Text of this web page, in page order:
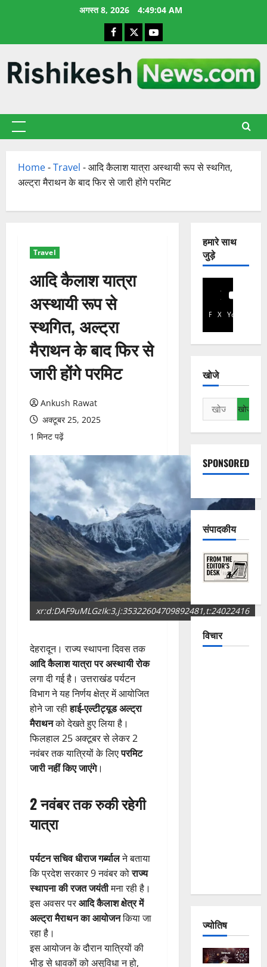
अगस्त 8, 2026 4:49:05 AM
Facebook
X YouTube
प्राथमिक
Home-Travel -आदि कैलाश यात्रा अस्थायी रूप से स्थगित,
अल्ट्रा मैराथन के बाद फिर से जारी होंगे परमिट
Travel
आदि कैलाश यात्रा
अस्थायी रूप से
स्थगित, अल्ट्रा
मैराथन के बाद फिर से
जारी होंगे परमिट
Ankush Rawat
अक्टूबर 25, 2025
1 मिनट पढ़ें
xr:d:DAF9uMLGzIk:3,j:35322604709892481,t:24022416
देहरादून। राज्य स्थापना दिवस तक
आदि कैलाश यात्रा पर अस्थायी रोक
लगा दी गई है। उत्तराखंड पर्यटन
विभाग ने यह निर्णय क्षेत्र में आयोजित
होने जा रहीहाई-एल्टीट्यूड अल्ट्रा
मैराथनको देखते हुए लिया है।
फिलहाल 25 अक्टूबर से लेकर 2
नवंबर तक यात्रियों के लिएपरमिट
जारी नहीं किए जाएंगे।
2 नवंबर तक रुकी रहेगी
यात्रा
पर्यटन सचिव धीराज गर्ब्यालने बताया
कि प्रदेश सरकार 9 नवंबर कोराज्य
स्थापना की रजत जयंतीमना रही है।
इस अवसर परआदि कैलाश क्षेत्र में
अल्ट्रा मैराथन का आयोजनकिया जा
रहा है।
इस आयोजन के दौरान यात्रियों की
भीड़ से धावकों को असुविधा न हो,
हमारे साथ
जुड़े
Facebook
X YouTube
खोजे
निम्न
को
खोजें:
SPONSORED
संपादकीय
विचार
ज्योतिष